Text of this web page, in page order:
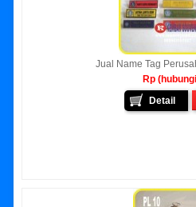
Jual Name Tag
Rp
Detail